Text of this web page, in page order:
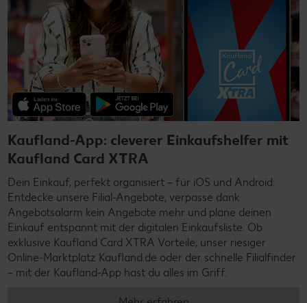
Kaufland-App: cleverer Einkaufshelfer mit
Kaufland Card XTRA
Dein Einkauf, perfekt organisiert – für iOS und Android:
Entdecke unsere Filial-Angebote, verpasse dank
Angebotsalarm kein Angebote mehr und plane deinen
Einkauf entspannt mit der digitalen Einkaufsliste. Ob
exklusive Kaufland Card XTRA Vorteile, unser riesiger
Online-Marktplatz Kaufland.de oder der schnelle Filialfinder
– mit der Kaufland-App hast du alles im Griff.